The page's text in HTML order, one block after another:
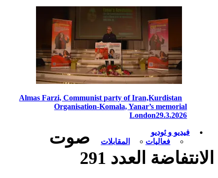
Almas Farzi, Communist party of Iran,Kurdistan
Organisation-Komala, Yanar’s memorial
London29.3.2026
فيديو و ئوديو
فعاليات
المقابلات
صوت
الانتفاضة العدد 291